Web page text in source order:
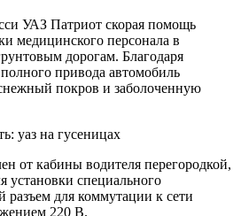
УАЗ Патриот скорая помощь
медицинского персонала в
дорогам. Благодаря
привода автомобиль
покров и заболоченную
уаз на гусеницах
от кабины водителя перегородкой,
установки специального
для коммутации к сети
220 В.